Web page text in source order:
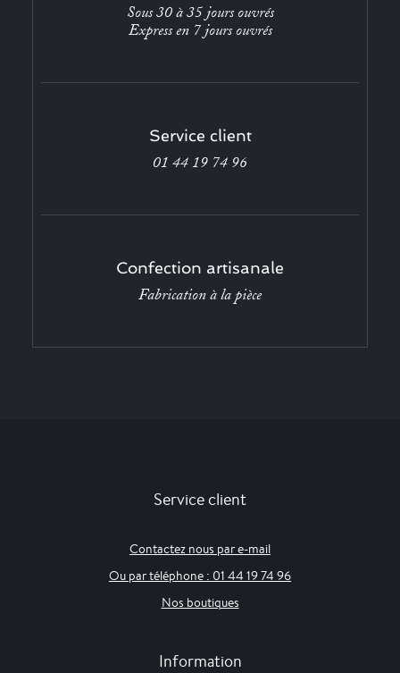
Sous 30 à 35 jours ouvrés
Express en 7 jours ouvrés
Service client
01 44 19 74 96
Confection artisanale
Fabrication à la pièce
Service client
Contactez nous par e-mail
Ou par téléphone : 01 44 19 74 96
Nos boutiques
Information